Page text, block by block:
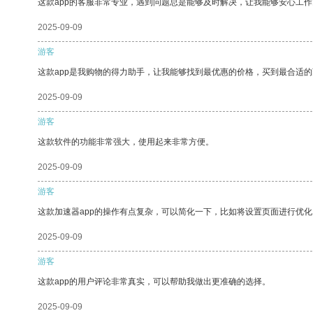
这款app的客服非常专业，遇到问题总是能够及时解决，让我能够安心工作
2025-09-09
游客
这款app是我购物的得力助手，让我能够找到最优惠的价格，买到最合适的
2025-09-09
游客
这款软件的功能非常强大，使用起来非常方便。
2025-09-09
游客
这款加速器app的操作有点复杂，可以简化一下，比如将设置页面进行优化
2025-09-09
游客
这款app的用户评论非常真实，可以帮助我做出更准确的选择。
2025-09-09